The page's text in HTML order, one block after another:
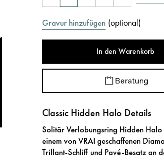
Gravur hinzufügen (optional)
In den Warenkorb
Beratung
Classic Hidden Halo Details
Solitär Verlobungsring Hidden Halo
einem von VRAI geschaffenen
Trillant-Schliff und Pavé-Besatz an